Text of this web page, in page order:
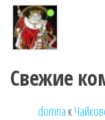
Свежие
domna к